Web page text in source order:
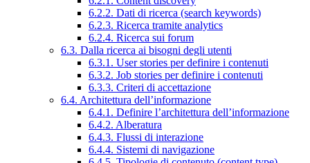
6.2.2. Dati di ricerca (search keywords)
6.2.3. Ricerca tramite analytics
6.2.4. Ricerca sui forum
6.3. Dalla ricerca ai bisogni degli utenti
6.3.1. User stories per definire i contenuti
6.3.2. Job stories per definire i contenuti
6.3.3. Criteri di accettazione
6.4. Architettura dell’informazione
6.4.1. Definire l’architettura dell’informazione
6.4.2. Alberatura
6.4.3. Flussi di interazione
6.4.4. Sistemi di navigazione